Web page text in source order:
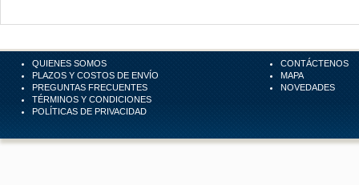
QUIENES SOMOS
PLAZOS Y COSTOS DE ENVÍO
PREGUNTAS FRECUENTES
TÉRMINOS Y CONDICIONES
POLÍTICAS DE PRIVACIDAD
CONTÁCTENOS
MAPA
NOVEDADES